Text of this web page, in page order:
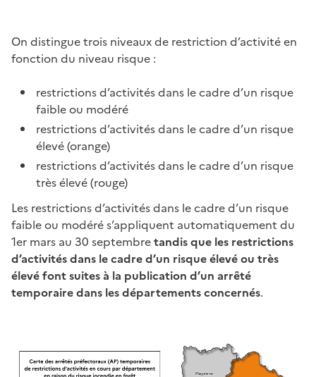
On distingue trois niveaux de restriction d’activité en
fonction du niveau risque :
restrictions d’activités dans le cadre d’un risque
faible ou modéré
restrictions d’activités dans le cadre d’un risque
élevé (orange)
restrictions d’activités dans le cadre d’un risque
très élevé (rouge)
Les restrictions d’activités dans le cadre d’un risque
faible ou modéré s’appliquent automatiquement du
1er mars au 30 septembretandis que les restrictions
d’activités dans le cadre d’un risque élevé ou très
élevé font suites à la publication d’un arrêté
temporaire dans les départements concernés.